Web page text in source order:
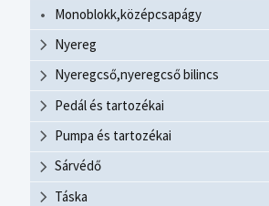
Monoblokk,középcsapágy
Nyereg
Nyeregcső,nyeregcső bilincs
Pedál és tartozékai
Pumpa és tartozékai
Sárvédő
Táska